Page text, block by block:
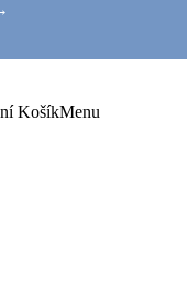
KošíkMenu